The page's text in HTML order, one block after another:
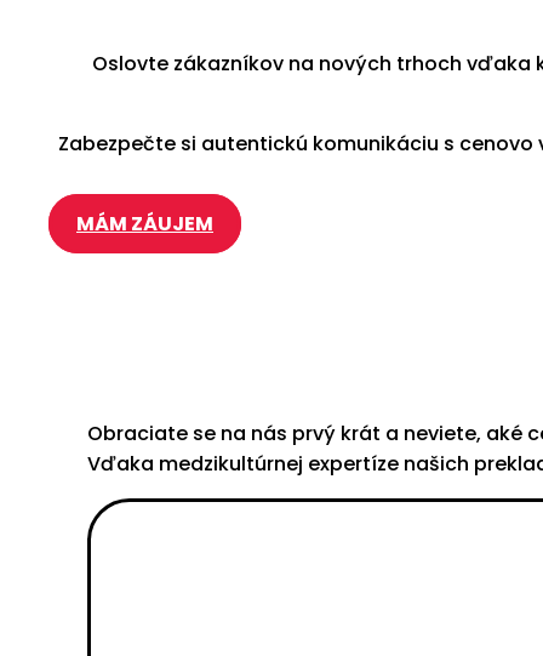
Oslovte zákazníkov na nových trhoch
Zabezpečte si autentickú komunikáciu s
MÁM ZÁUJEM
Obraciate se na nás prvý krát a neviete, aké
Vďaka medzikultúrnej expertíze našich